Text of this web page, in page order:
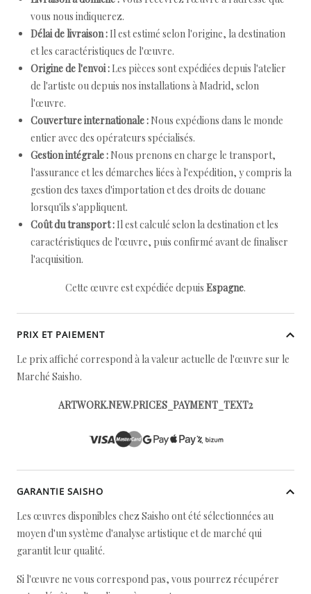
vous nous indiquerez.
Délai de livraison : Il est estimé selon l'origine, la destination
et les caractéristiques de l'œuvre.
Origine de l'envoi : Les pièces sont expédiées depuis l'atelier
de l'artiste ou depuis nos installations à Madrid, selon
l'œuvre.
Couverture internationale : Nous expédions dans le monde
entier avec des opérateurs spécialisés.
Gestion intégrale : Nous prenons en charge le transport,
l'assurance et les démarches liées à l'expédition, y compris la
gestion des taxes d'importation et des droits de douane
lorsqu'ils s'appliquent.
Coût du transport : Il est calculé selon la destination et les
caractéristiques de l'œuvre, puis confirmé avant de finaliser
l'acquisition.
Cette œuvre est expédiée depuis Espagne.
PRIX ET PAIEMENT
Le prix affiché correspond à la valeur actuelle de l'œuvre sur le
Marché Saisho.
ARTWORK.NEW.PRICES_PAYMENT_TEXT2
GARANTIE SAISHO
Les œuvres disponibles chez Saisho ont été sélectionnées au
moyen d'un système d'analyse artistique et de marché qui
garantit leur qualité.
Si l'œuvre ne vous correspond pas, vous pourrez récupérer